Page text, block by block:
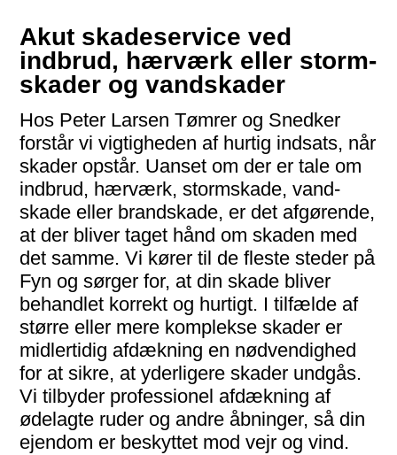
Akut skadeservice ved
indbrud, hærværk eller storm­
skader og vandskader
Hos Peter Larsen Tømrer og Snedker
forstår vi vigtig­heden af hurtig indsats, når
skader opstår. Uanset om der er tale om
indbrud, hærværk, storm­skade, vand­
skade eller brand­skade, er det afgørende,
at der bliver taget hånd om skaden med
det samme. Vi kører til de fleste steder på
Fyn og sørger for, at din skade bliver
behandlet korrekt og hurtigt. I tilfælde af
større eller mere komplekse skader er
mid­lertidig afdækning en nød­vendighed
for at sikre, at yder­ligere skader undgås.
Vi til­byder profes­sionel afdækning af
ødelagte ruder og andre åbninger, så din
ejendom er beskyt­tet mod vejr og vind.